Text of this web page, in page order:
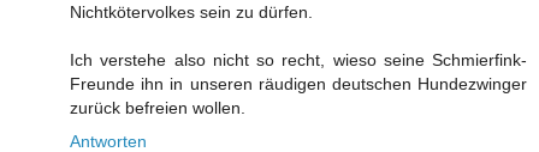
Nichtkötervolkes sein zu dürfen.
Ich verstehe also nicht so recht, wieso seine Schmierfink-
Freunde ihn in unseren räudigen deutschen Hundezwinger
zurück befreien wollen.
Antworten